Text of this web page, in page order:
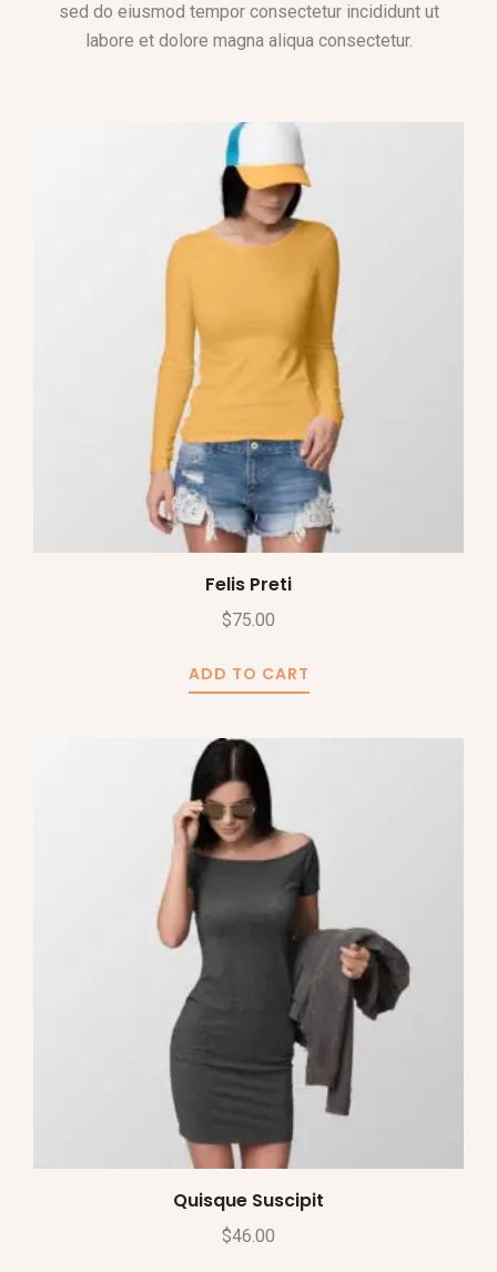
sed do eiusmod tempor consectetur incididunt ut
labore et dolore magna aliqua consectetur.
Felis Preti
$75.00
ADD TO CART
Quisque Suscipit
$46.00